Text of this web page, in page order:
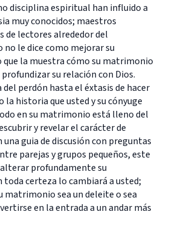
disciplina espiritual han influido a
muy conocidos; maestros
de lectores alrededor del
no le dice como mejorar su
la muestra cómo su matrimonio
profundizar su relación con Dios.
del perdón hasta el éxtasis de hacer
la historia que usted y su cónyuge
en su matrimonio está lleno del
y revelar el carácter de
una guia de discusión con preguntas
parejas y grupos pequeños, este
profundamente su
certeza lo cambiará a usted;
matrimonio sea un deleite o sea
en la entrada a un andar más